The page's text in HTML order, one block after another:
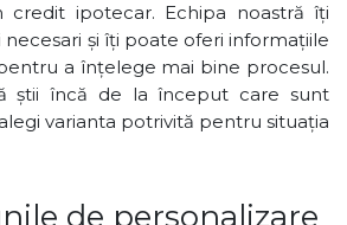
credit ipotecar. Echipa noastră îți
și îți poate oferi informațiile
a înțelege mai bine procesul.
știi încă de la început care sunt
varianta potrivită pentru situația
de personalizare